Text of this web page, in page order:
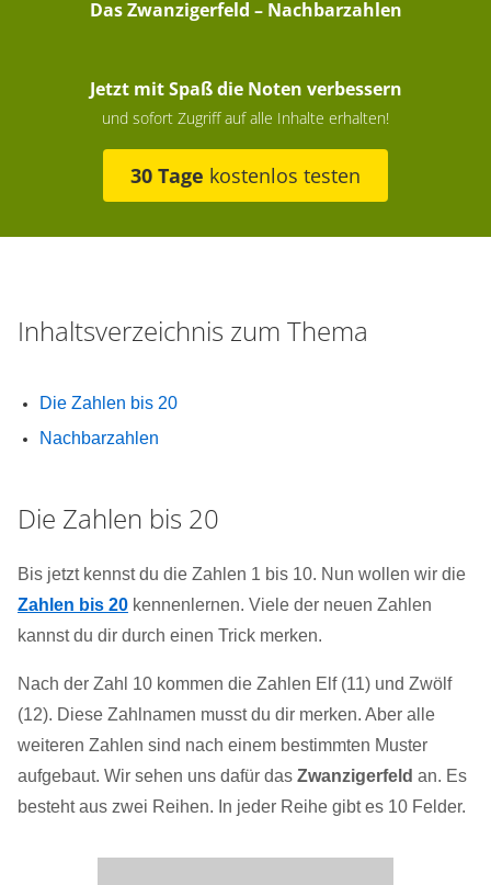
Das Zwanzigerfeld – Nachbarzahlen
Jetzt mit Spaß die Noten verbessern
und sofort Zugriff auf alle Inhalte erhalten!
30 Tage kostenlos testen
Inhaltsverzeichnis zum Thema
Die Zahlen bis 20
Nachbarzahlen
Die Zahlen bis 20
Bis jetzt kennst du die Zahlen 1 bis 10. Nun wollen wir die
Zahlen bis 20 kennenlernen. Viele der neuen Zahlen
kannst du dir durch einen Trick merken.
Nach der Zahl 10 kommen die Zahlen Elf (11) und Zwölf
(12). Diese Zahlnamen musst du dir merken. Aber alle
weiteren Zahlen sind nach einem bestimmten Muster
aufgebaut. Wir sehen uns dafür das Zwanzigerfeld an. Es
besteht aus zwei Reihen. In jeder Reihe gibt es 10 Felder.